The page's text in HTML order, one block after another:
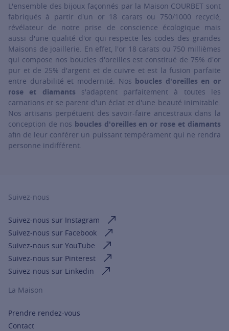
L'ensemble des bijoux façonnés par la Maison COURBET sont
fabriqués à partir d'un or 18 carats ou 750/1000 recyclé,
révélateur de notre prise de conscience écologique mais
aussi d'une qualité d'or qui respecte les codes des grandes
Maisons de joaillerie. En effet, l'or 18 carats ou 750 millièmes
qui compose nos boucles d'oreilles est constitué de 75% d'or
pur et de 25% d'argent et de cuivre et est la fusion parfaite
entre durabilité et modernité. Nos boucles d'oreilles en or
rose et diamants s'adaptent parfaitement à toutes les
carnations et se parent d'un éclat et d'une beauté inimitable.
Nos artisans perpétuent des savoir-faire ancestraux dans la
conception de nos boucles d'oreilles en or rose et diamants
afin de leur conférer un puissant tempérament qui ne rendra
personne indifférent.
Suivez-nous
Suivez-nous sur Instagram
Suivez-nous sur Facebook
Suivez-nous sur YouTube
Suivez-nous sur Pinterest
Suivez-nous sur Linkedin
La Maison
Prendre rendez-vous
Contact